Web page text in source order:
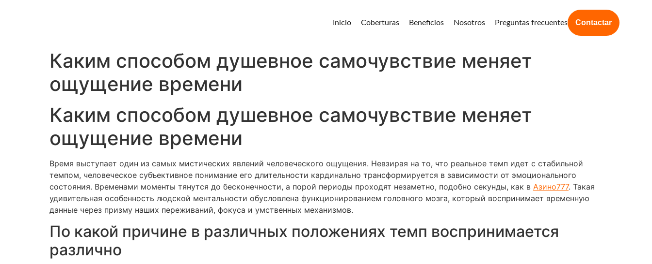
Inicio Coberturas Beneficios Nosotros Preguntas frecuentes Contactar
Каким способом душевное самочувствие меняет
ощущение времени
Каким способом душевное самочувствие меняет
ощущение времени
Время выступает один из самых мистических явлений человеческого ощущения. Невзирая на то, что реальное темп идет с стабильной
темпом, человеческое субъективное понимание его длительности кардинально трансформируется в зависимости от эмоционального
состояния. Временами моменты тянутся до бесконечности, а порой периоды проходят незаметно, подобно секунды, как в Азино777. Такая
удивительная особенность людской ментальности обусловлена функционированием головного мозга, который воспринимает временную
данные через призму наших переживаний, фокуса и умственных механизмов.
По какой причине в различных положениях темп воспринимается
различно